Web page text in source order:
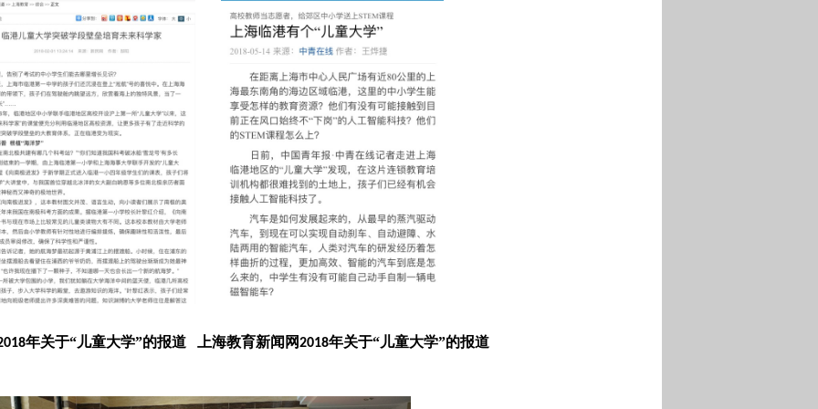
年关于“儿童大学”的报道 上海教育新闻网2018年关于“儿童大学”的报道